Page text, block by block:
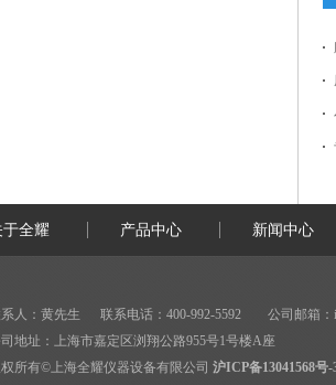
于全耀 产品中心 新闻中心
人：黄先生 联系电话：400-992-5592 公司邮箱：
地址：上海市嘉定区浏翔公路955号1号楼A座
所有©上海全耀仪器设备有限公司 沪ICP备13041568号-